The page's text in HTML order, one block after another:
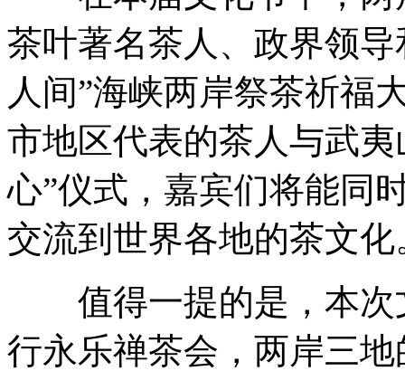
茶叶著名茶人、政界领
人间”海峡两岸祭茶祈福
市地区代表的茶人与武
心”仪式，嘉宾们将能同
交流到世界各地的茶文化
值得一提的是，本次
行永乐禅茶会，两岸三